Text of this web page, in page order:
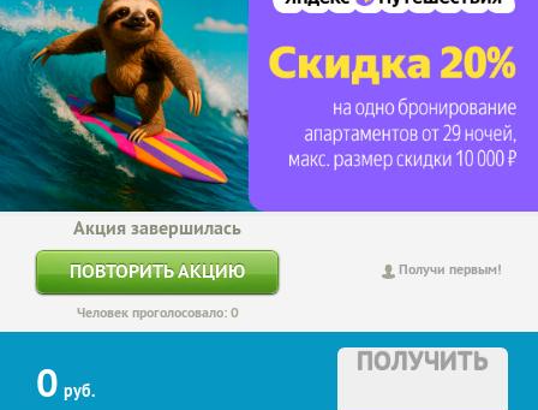
Получи первым!
Акция завершилась
ПОВТОРИТЬ АКЦИЮ
Человек проголосовало: 0
0 руб.
ПОЛУЧИТЬ